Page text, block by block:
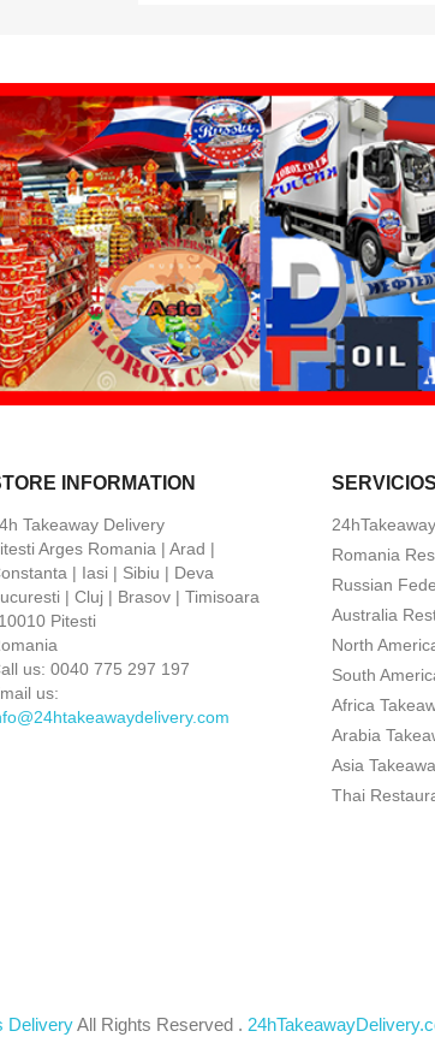
INFORMATION
Takeaway Delivery
Arges Romania | Arad |
| Iasi | Sibiu | Deva
| Cluj | Brasov | Timisoara
Pitesti
us: 0040 775 297 197
us:
Romania
Russian
Australia
North
South
Africa
Arabia
Asia
Thai
DeliveryAll Rights Reserved .